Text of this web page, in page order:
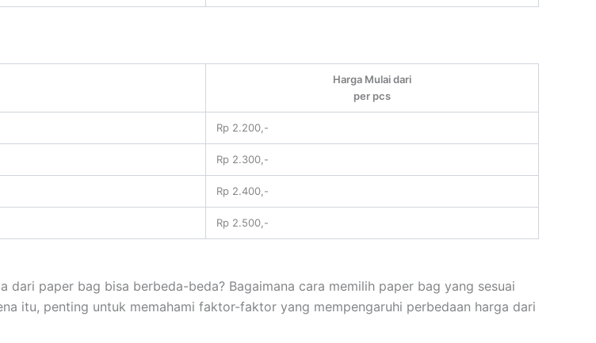
Harga Mulai dari
per pcs
Rp 2.200,-
Rp 2.300,-
Rp 2.400,-
Rp 2.500,-
dari paper bag bisa berbeda-beda? Bagaimana cara memilih paper bag yang sesuai
itu, penting untuk memahami faktor-faktor yang mempengaruhi perbedaan harga dari